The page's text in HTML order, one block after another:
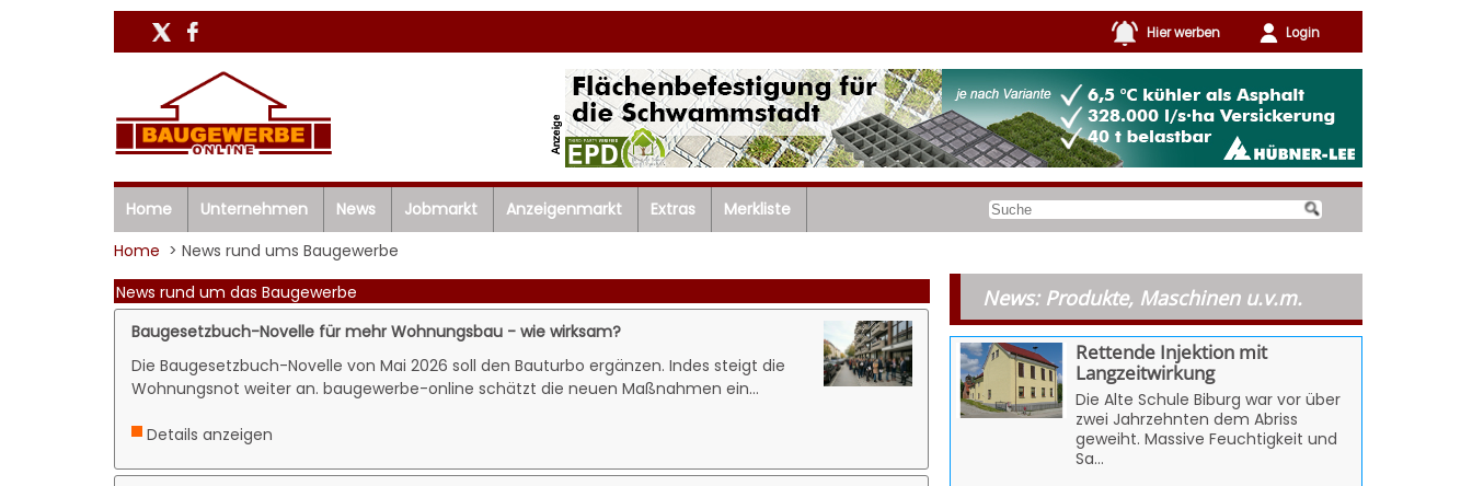
Hier werben Login
Home Unternehmen News Jobmarkt Anzeigenmarkt Extras
Merkliste
Home > News rund ums Baugewerbe
News rund um das Baugewerbe
Baugesetzbuch-Novelle für mehr Wohnungsbau - wie wirksam?
Die Baugesetzbuch-Novelle von Mai 2026 soll den Bauturbo ergänzen. Indes steigt die
Wohnungsnot weiter an. baugewerbe-online schätzt die neuen Maßnahmen ein...
Details anzeigen
News: Produkte, Maschinen u.v.m.
Rettende Injektion mit
Langzeitwirkung
Die Alte Schule Biburg war vor über
zwei Jahrzehnten dem Abriss
geweiht. Massive Feuchtigkeit und
Sa...